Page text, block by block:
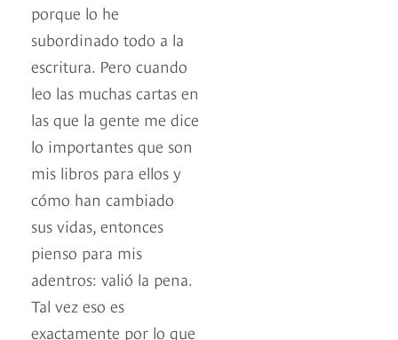
porque lo he
subordinado todo a la
escritura. Pero cuando
leo las muchas cartas en
las que la gente me dice
lo importantes que son
mis libros para ellos y
cómo han cambiado
sus vidas, entonces
pienso para mis
adentros: valió la pena.
Tal vez eso es
exactamente por lo que